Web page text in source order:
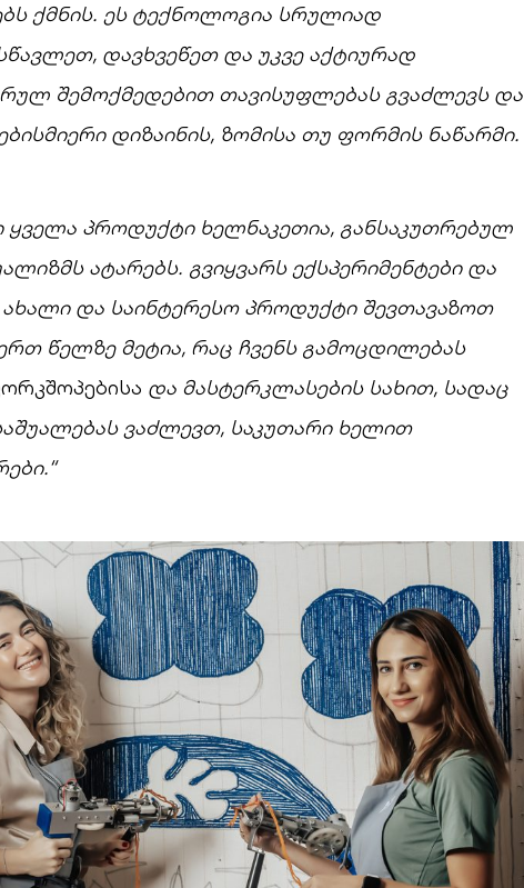
ქმნის. ეს ტექნოლოგია სრულიად
დავხვეწეთ და უკვე აქტიურად
შემოქმედებით თავისუფლებას გვაძლევს და
დიზაინის, ზომისა თუ ფორმის ნაწარმი.
ყველა პროდუქტი ხელნაკეთია, განსაკუთრებულ
ატარებს. გვიყვარს ექსპერიმენტები და
და საინტერესო პროდუქტი შევთავაზოთ
წელზე მეტია, რაც ჩვენს გამოცდილებას
და მასტერკლასების სახით, სადაც
ვაძლევთ, საკუთარი ხელით